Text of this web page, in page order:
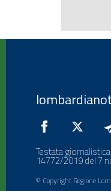
Testata
14772/2019 del 7
© Copyright Regione